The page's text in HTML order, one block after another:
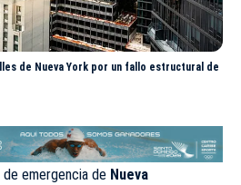
de Nueva York por un fallo estructural de
emergencia de Nueva